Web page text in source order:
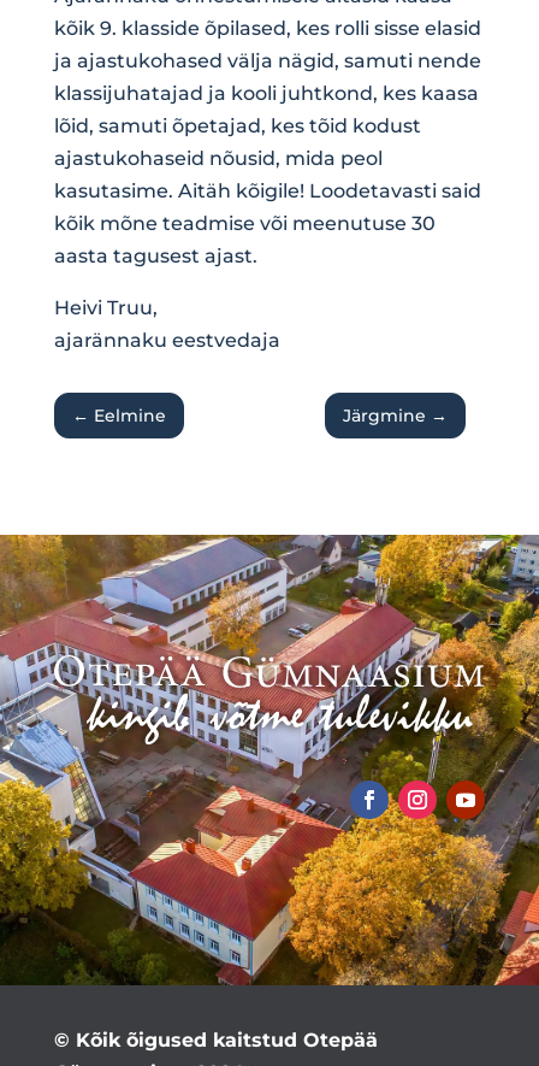
kõik 9. klasside õpilased, kes rolli sisse elasid
ja ajastukohased välja nägid, samuti nende
klassijuhatajad ja kooli juhtkond, kes kaasa
lõid, samuti õpetajad, kes tõid kodust
ajastukohaseid nõusid, mida peol
kasutasime. Aitäh kõigile! Loodetavasti said
kõik mõne teadmise või meenutuse 30
aasta tagusest ajast.
Heivi Truu,
ajarännaku eestvedaja
← Eelmine Järgmine →
© Kõik õigused kaitstud Otepää